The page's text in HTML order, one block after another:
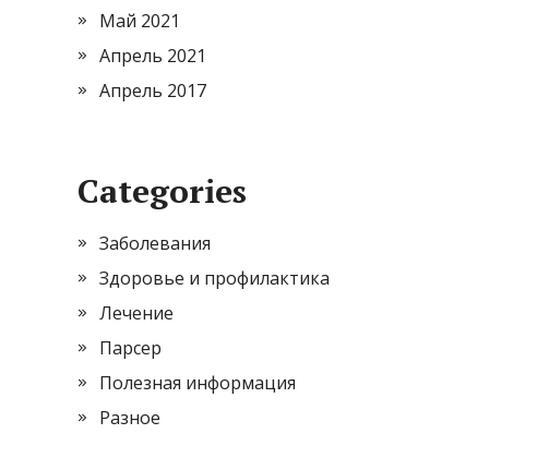
Май 2021
Апрель 2021
Апрель 2017
Categories
Заболевания
Здоровье и профилактика
Лечение
Парсер
Полезная информация
Разное